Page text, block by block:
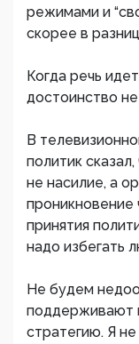
режимами и
скорее в
Когда речь
достоинство
В
политик
не насилие, а
проникновение
принятия
надо избегать
Не будем
поддерживают
стратегию. Я